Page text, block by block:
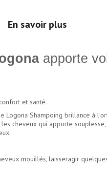
En savoir plus
apporte
et santé.
Logona Shampoing brillance à
cheveux qui apporte
mouillés, laisseragir